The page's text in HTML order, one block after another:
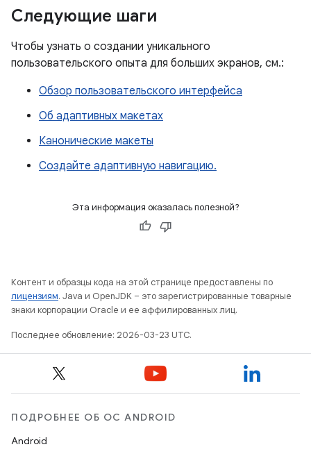
Следующие шаги
Чтобы узнать о создании уникального
пользовательского опыта для больших экранов, см.:
Обзор пользовательского интерфейса
Об адаптивных макетах
Канонические макеты
Создайте адаптивную навигацию.
Эта информация оказалась полезной?
Контент и образцы кода на этой странице предоставлены по
лицензиям. Java и OpenJDK – это зарегистрированные товарные
знаки корпорации Oracle и ее аффилированных лиц.
Последнее обновление: 2026-03-23 UTC.
ПОДРОБНЕЕ ОБ ОС ANDROID
Android